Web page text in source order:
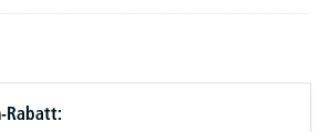
Rabatt: